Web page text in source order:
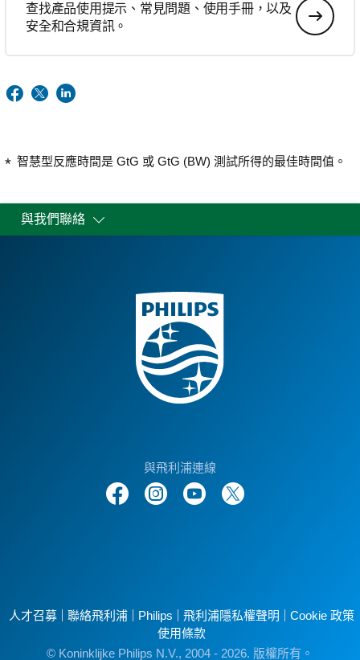
查找產品使用提示、常見問題、使用手冊，以及
安全和合規資訊。
智慧型反應時間是 GtG 或 GtG (BW) 測試所得的最佳時間值。
與我們聯絡
與飛利浦連線
人才召募 聯絡飛利浦 Philips 飛利浦隱私權聲明
Cookie 政策
使用條款
© Koninklijke Philips N.V., 2004 - 2026. 版權所有。